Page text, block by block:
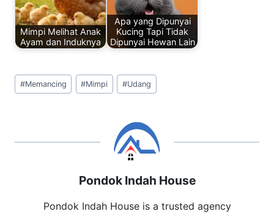
Mimpi Melihat Anak
Ayam dan Induknya
Apa yang Dipunyai
Kucing Tapi Tidak
Dipunyai Hewan Lain
Post
Tags:
#Memancing #Mimpi #Udang
Pondok Indah House
Pondok Indah House is a trusted agency